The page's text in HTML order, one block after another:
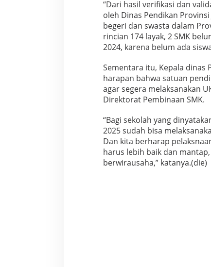
m
p
e
t
e
n
“Dari hasil verifikasi dan
oleh Dinas Pendikan
begeri dan swasta dalam
rincian 174 layak, 2 SMK
2024, karena belum ada
Sementara itu, Kepala dinas
harapan bahwa satuan
agar segera melaksanakan
Direktorat Pembinaan SMK.
“Bagi sekolah yang
2025 sudah bisa
Dan kita berharap
harus lebih baik dan
berwirausaha,” katanya.(die)